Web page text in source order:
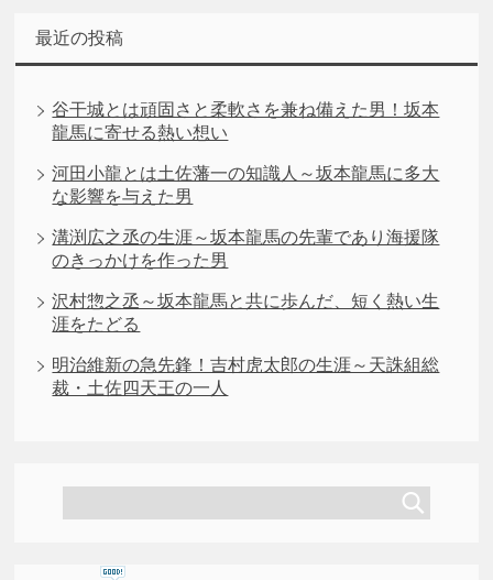
最近の投稿
谷干城とは頑固さと柔軟さを兼ね備えた男！坂本
龍馬に寄せる熱い想い
河田小龍とは土佐藩一の知識人～坂本龍馬に多大
な影響を与えた男
溝渕広之丞の生涯～坂本龍馬の先輩であり海援隊
のきっかけを作った男
沢村惣之丞～坂本龍馬と共に歩んだ、短く熱い生
涯をたどる
明治維新の急先鋒！吉村虎太郎の生涯～天誅組総
裁・土佐四天王の一人